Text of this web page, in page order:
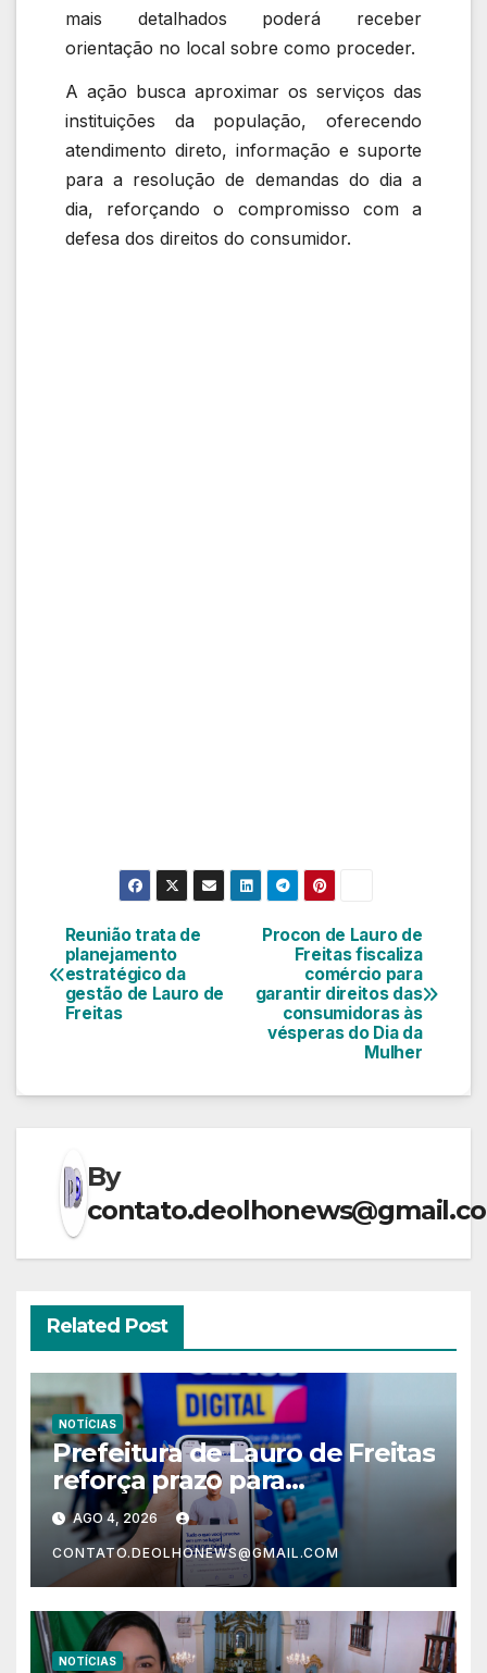
mais detalhados poderá receber
orientação no local sobre como proceder.
A ação busca aproximar os serviços das
instituições da população, oferecendo
atendimento direto, informação e suporte
para a resolução de demandas do dia a
dia, reforçando o compromisso com a
defesa dos direitos do consumidor.
Navegação
de
Procon de Lauro de
Freitas fiscaliza
comércio para
garantir direitos das
consumidoras às
vésperas do Dia da
Mulher
Reunião trata de
planejamento
estratégico da
gestão de Lauro de
Freitas
By
Related Post
NOTÍCIAS
Prefeitura de Lauro de Freitas
reforça prazo para
substituição do Passe Livre
Municipal pelo novo modelo
digital
AGO 4, 2026
CONTATO.DEOLHONEWS@GMAIL.COM
NOTÍCIAS